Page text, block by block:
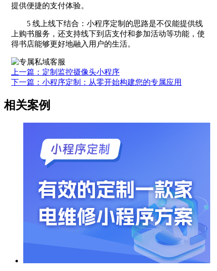
提供便捷的支付体验。
5 线上线下结合：小程序定制的思路是不仅能提供线
上购书服务，还支持线下到店支付和参加活动等功能，使
得书店能够更好地融入用户的生活。
上一篇：定制监控摄像头小程序
下一篇：小程序定制：从零开始构建您的专属应用
相关案例